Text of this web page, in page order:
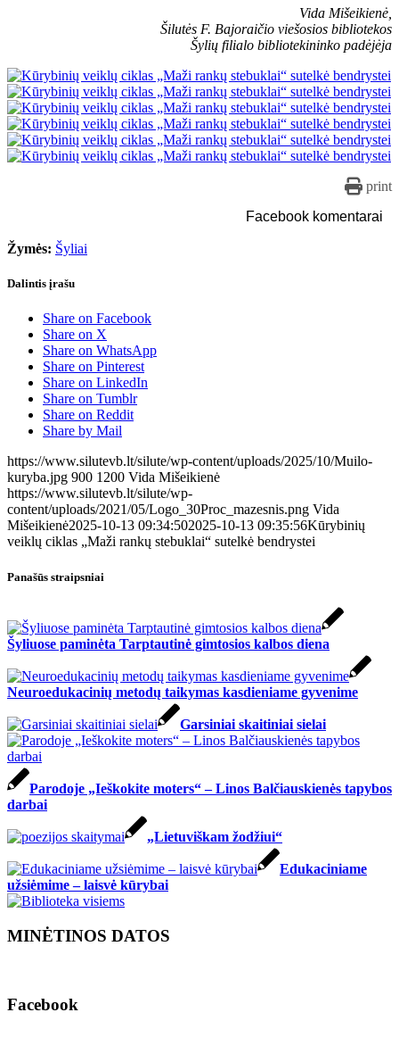
Vida Mišeikienė,
Šilutės F. Bajoraičio viešosios bibliotekos
Šylių filialo bibliotekininko padėjėja
print
Facebook komentarai
Žymės: Šyliai
Dalintis įrašu
Share on Facebook
Share on X
Share on WhatsApp
Share on Pinterest
Share on LinkedIn
Share on Tumblr
Share on Reddit
Share by Mail
https://www.silutevb.lt/silute/wp-content/uploads/2025/10/Muilo-
kuryba.jpg 900 1200 Vida Mišeikienė
https://www.silutevb.lt/silute/wp-
content/uploads/2021/05/Logo_30Proc_mazesnis.png Vida
Mišeikienė2025-10-13 09:34:502025-10-13 09:35:56Kūrybinių
veiklų ciklas „Maži rankų stebuklai“ sutelkė bendrystei
Panašūs straipsniai
Šyliuose paminėta Tarptautinė gimtosios kalbos diena
Neuroedukacinių metodų taikymas kasdieniame gyvenime
Garsiniai skaitiniai sielai
Parodoje „Ieškokite moters“ – Linos Balčiauskienės tapybos
darbai
„Lietuviškam žodžiui“
Edukaciniame
užsiėmime – laisvė kūrybai
MINĖTINOS DATOS
Facebook